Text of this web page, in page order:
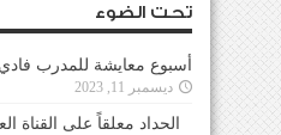
تحت الضوء
أسبوع معايشة للمدرب
ديسمبر 11, 2023
الحداد معلقاً على القناة